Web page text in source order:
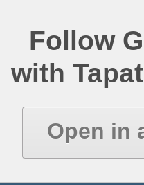
Follow
with
Open in